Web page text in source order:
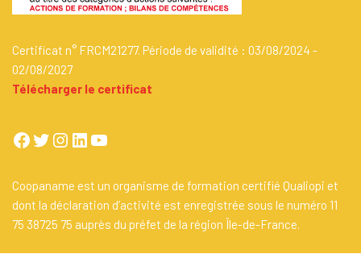
Certificat n° FRCM21277. Période de validité : 03/08/2024 -
02/08/2027
Télécharger le certificat
Coopaname est un organisme de formation certifié Qualiopi et
dont la déclaration d’activité est enregistrée sous le numéro 11
75 38725 75 auprès du préfet de la région Île-de-France.